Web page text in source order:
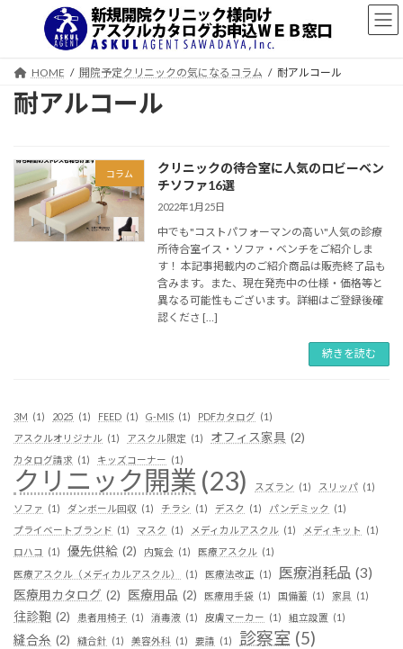
HOME 開院予定クリニックの気になるコラム 耐アルコール
耐アルコール
コラム
クリニックの待合室に人気のロビーベン
チソファ16選
2022年1月25日
中でも"コストパフォーマンの高い"人気の診療
所待合室イス・ソファ・ベンチをご紹介しま
す！ 本記事掲載内のご紹介商品は販売終了品も
含みます。また、現在発売中の仕様・価格等と
異なる可能性もございます。詳細はご登録後確
認くださ […]
続きを読む
3M (1) 2025 (1) FEED (1) G-MIS (1) PDFカタログ (1)
アスクルオリジナル (1) アスクル限定 (1) オフィス家具 (2)
カタログ請求 (1) キッズコーナー (1)
クリニック開業 (23) スズラン (1) スリッパ (1)
ソファ (1) ダンボール回収 (1) チラシ (1) デスク (1) パンデミック
(1)
プライベートブランド (1) マスク (1) メディカルアスクル (1) メディキット
(1)
ロハコ
(1) 優先供給 (2) 内覧会 (1) 医療アスクル (1)
医療アスクル（メディカルアスクル）
(1) 医療法改正 (1) 医療消耗品 (3)
医療用カタログ (2) 医療用品 (2) 医療用手袋 (1) 国備蓄 (1) 家具 (1)
往診鞄 (2) 患者用椅子 (1) 消毒液 (1) 皮膚マーカー (1) 組立設置 (1)
縫合糸 (2) 縫合針 (1) 美容外科 (1) 要請 (1) 診察室 (5)